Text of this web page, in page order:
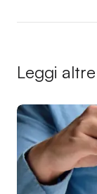
Leggi